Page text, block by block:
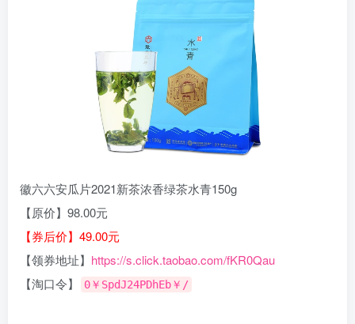
徽六六安瓜片2021新茶浓香绿茶水青150g
【原价】98.00元
【券后价】49.00元
【领券地址】 https://s.click.taobao.com/fKR0Qau
【淘口令】
0￥SpdJ24PDhEb￥/